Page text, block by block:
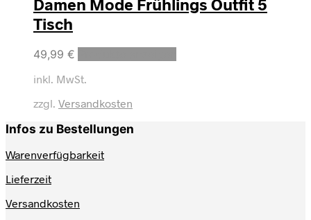
Damen Mode Frühlings Outfit 5
Tisch
49,99 €
inkl. MwSt.
zzgl. Versandkosten
Infos zu Bestellungen
Warenverfügbarkeit
Lieferzeit
Versandkosten